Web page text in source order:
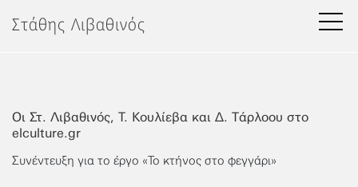
στοΣτάθης Λιβαθινός
Οι Στ. Λιβαθινός, Τ. Κουλίεβα και Δ. Τάρλοου στο
elculture.gr
Συνέντευξη για το έργο «Το κτήνος στο φεγγάρι»